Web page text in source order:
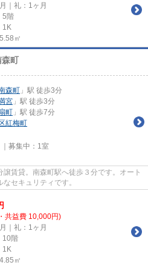
｜礼：1ヶ月
5階
1K
㎡
森町
森町 」駅 徒歩3分
宮 」駅 徒歩3分
町 」駅 徒歩7分
紅梅町
募集中： 1室
賃貸。南森町駅へ徒歩３分です。オート
セキュリティです。
共益費 10,000円)
｜礼：1ヶ月
10階
1K
㎡